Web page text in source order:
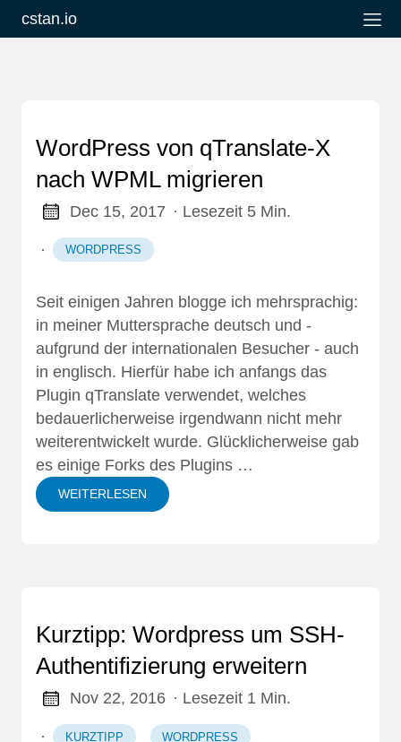
cstan.io
WordPress von qTranslate-X
nach WPML migrieren
Dec 15, 2017 · Lesezeit 5 Min.
· WORDPRESS
Seit einigen Jahren blogge ich mehrsprachig:
in meiner Muttersprache deutsch und -
aufgrund der internationalen Besucher - auch
in englisch. Hierfür habe ich anfangs das
Plugin qTranslate verwendet, welches
bedauerlicherweise irgendwann nicht mehr
weiterentwickelt wurde. Glücklicherweise gab
es einige Forks des Plugins …
WEITERLESEN
Kurztipp: Wordpress um SSH-
Authentifizierung erweitern
Nov 22, 2016 · Lesezeit 1 Min.
· KURZTIPP WORDPRESS